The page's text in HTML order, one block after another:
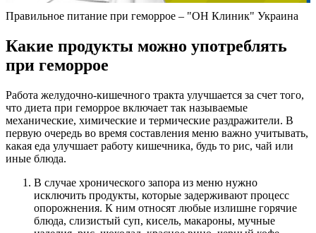
Правильное питание при геморрое – "ОН Клиник" Украина
Какие продукты можно употреблять
при геморрое
Работа желудочно-кишечного тракта улучшается за счет того,
что диета при геморрое включает так называемые
механические, химические и термические раздражители. В
первую очередь во время составления меню важно учитывать,
какая еда улучшает работу кишечника, будь то рис, чай или
иные блюда.
В случае хронического запора из меню нужно
исключить продукты, которые задерживают процесс
опорожнения. К ним относят любые излишне горячие
блюда, слизистый суп, кисель, макароны, мучные